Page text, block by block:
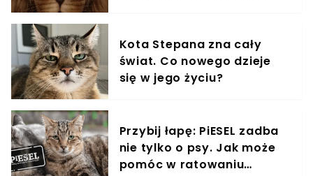
Kota Stepana zna cały
świat. Co nowego dzieje
się w jego życiu?
Przybij łapę: PiESEL zadba
nie tylko o psy. Jak może
pomóc w ratowaniu